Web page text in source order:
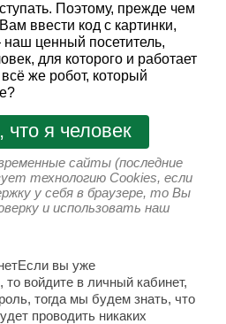
Поэтому, прежде чем
ввести код с картинки,
ценный посетитель,
для которого и работает
же робот, который
я человек
сайты (последние
технологию Cookies, если
у себя в браузере, то Вы
и использовать наш
вы уже
то войдите в личный кабинет,
тогда мы будем знать, что
проводить никаких